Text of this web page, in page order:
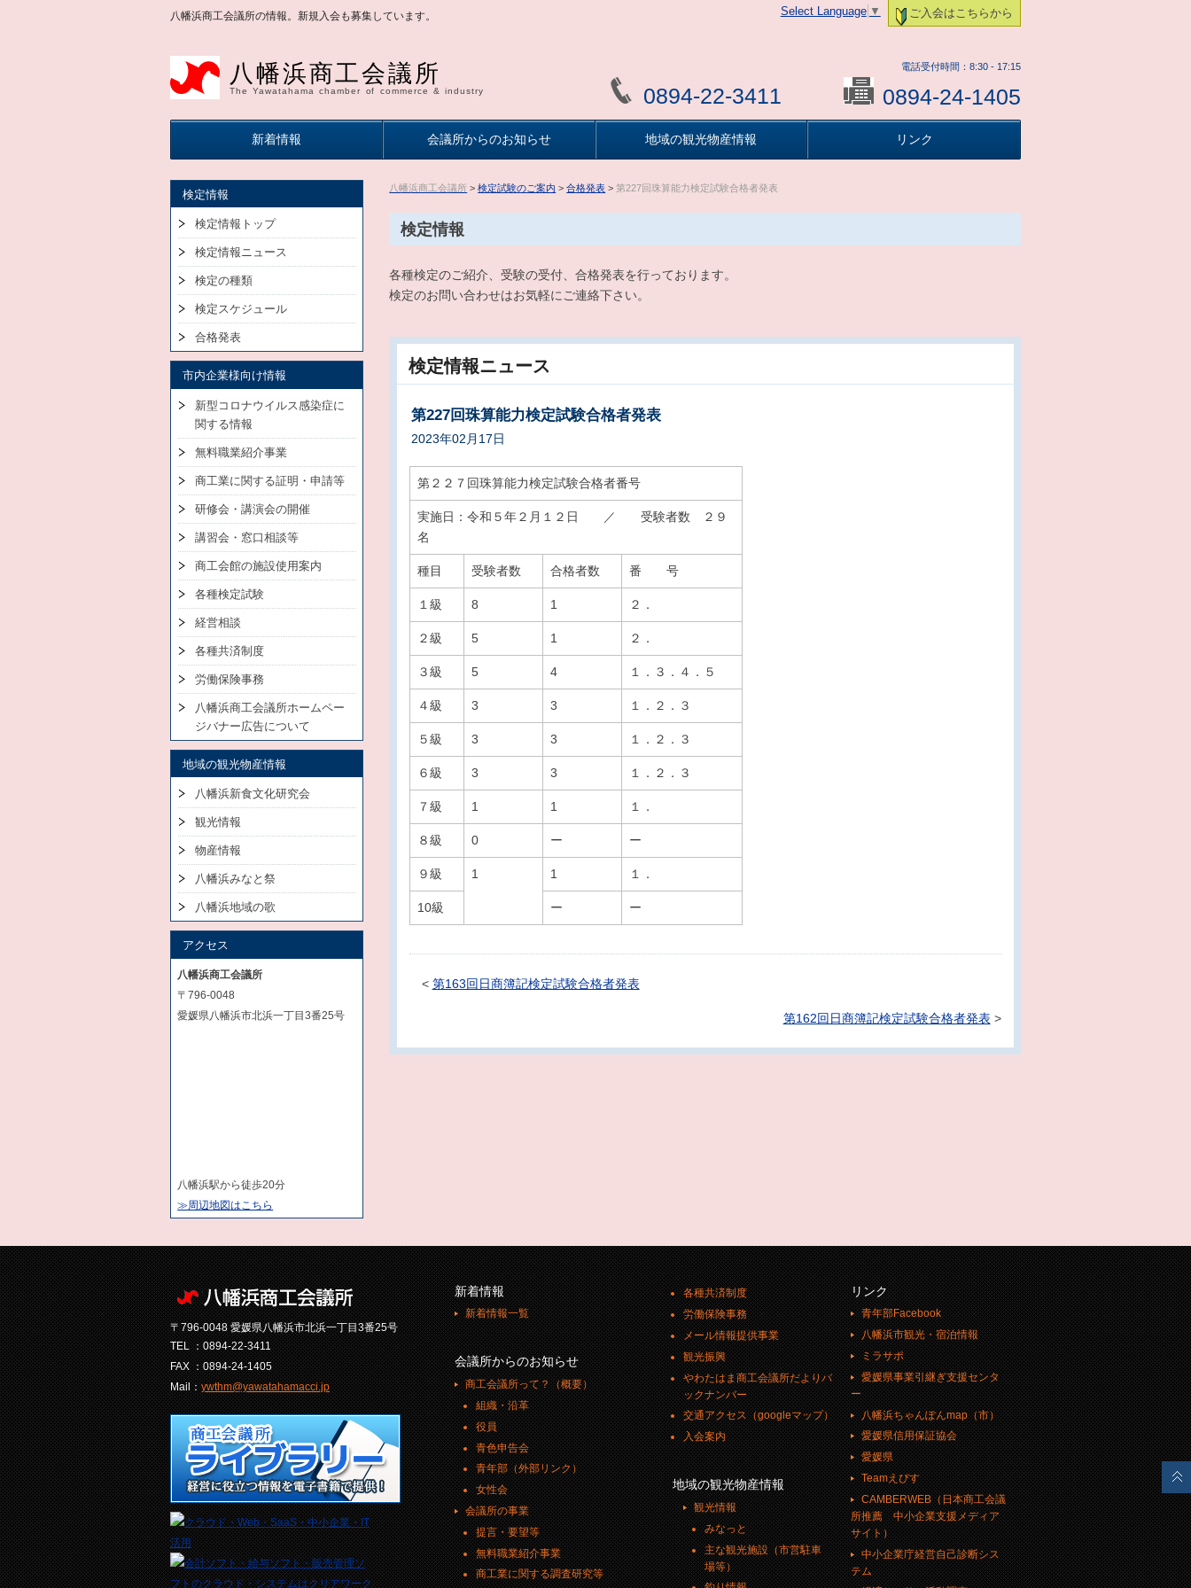
八幡浜商工会議所の情報。新規入会も募集しています。 ご入会はこちらから
Select Language ▼
八幡浜商工会議所
The Yawatahama chamber of commerce & industry
電話受付時間：8:30 - 17:15
0894-22-3411 0894-24-1405
新着情報 会議所からのお知らせ 地域の観光物産情報 リンク
八幡浜商工会議所 >検定試験のご案内 >合格発表 >第227回珠算能力検定試験合格者発表
検定情報
各種検定のご紹介、受験の受付、合格発表を行っております。
検定のお問い合わせはお気軽にご連絡下さい。
検定情報ニュース
第227回珠算能力検定試験合格者発表
2023年02月17日
第２２７回珠算能力検定試験合格者番号
実施日：令和５年２月１２日 ／ 受験者数 ２９
名
種目 受験者数 合格者数 番 号
１級 8 1 ２．
２級 5 1 ２．
３級 5 4 １．３．４．５
４級 3 3 １．２．３
５級 3 3 １．２．３
６級 3 3 １．２．３
７級 1 1 １．
８級 0 ー ー
９級 1 1 １．
10級 ー ー
< 第163回日商簿記検定試験合格者発表
第162回日商簿記検定試験合格者発表>
検定情報
検定情報トップ
検定情報ニュース
検定の種類
検定スケジュール
合格発表
市内企業様向け情報
新型コロナウイルス感染症に
関する情報
無料職業紹介事業
商工業に関する証明・申請等
研修会・講演会の開催
講習会・窓口相談等
商工会館の施設使用案内
各種検定試験
経営相談
各種共済制度
労働保険事務
八幡浜商工会議所ホームペー
ジバナー広告について
地域の観光物産情報
八幡浜新食文化研究会
観光情報
物産情報
八幡浜みなと祭
八幡浜地域の歌
アクセス
八幡浜商工会議所
〒796-0048
愛媛県八幡浜市北浜一丁目3番25号
八幡浜駅から徒歩20分
≫周辺地図はこちら
〒796-0048 愛媛県八幡浜市北浜一丁目3番25号
TEL ：0894-22-3411
FAX ：0894-24-1405
Mail：ywthm@yawatahamacci.jp
新着情報
新着情報一覧
会議所からのお知らせ
商工会議所って？（概要）
組織・沿革
役員
青色申告会
青年部（外部リンク）
女性会
会議所の事業
提言・要望等
無料職業紹介事業
商工業に関する調査研究等
各種共済制度
労働保険事務
メール情報提供事業
観光振興
やわたはま商工会議所だよりバ
ックナンバー
交通アクセス（googleマップ）
入会案内
地域の観光物産情報
観光情報
みなっと
主な観光施設（市営駐車
場等）
リンク
青年部Facebook
八幡浜市観光・宿泊情報
ミラサポ
愛媛県事業引継ぎ支援センタ
ー
八幡浜ちゃんぽんmap（市）
愛媛県信用保証協会
愛媛県
Teamえびす
CAMBERWEB（日本商工会議
所推薦 中小企業支援メディア
サイト）
中小企業庁経営自己診断シス
テム